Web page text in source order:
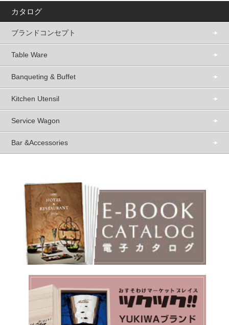
カタログ
ブランドコンセプト
Table Ware
Banqueting & Buffet
Kitchen Utensil
Service Wagon
Bar &Accessories